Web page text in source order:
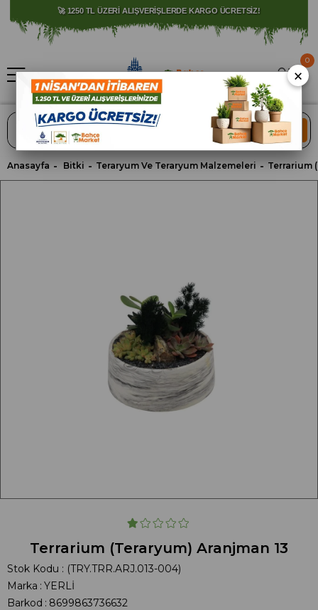
🚀 1250 TL ÜZERİ ALIŞVERİŞLERDE KARGO ÜCRETSİZ!
⚠️ SATIŞLARIMIZ YALNIZCA İSTANBUL İLİ İLE SINIRLIDIR.
ARA
0
Anasayfa Bitki Teraryum Ve Teraryum Malzemeleri
Terrarium (Teraryum) Aranjman 13
Stok Kodu
(TRY.TRR.ARJ.013-004)
Marka : YERLİ
Barkod : 8699863736632
×